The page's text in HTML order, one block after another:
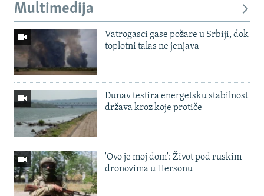
Multimedija
Vatrogasci gase požare u Srbiji, dok
toplotni talas ne jenjava
Dunav testira energetsku stabilnost
država kroz koje protiče
'Ovo je moj dom': Život pod ruskim
dronovima u Hersonu